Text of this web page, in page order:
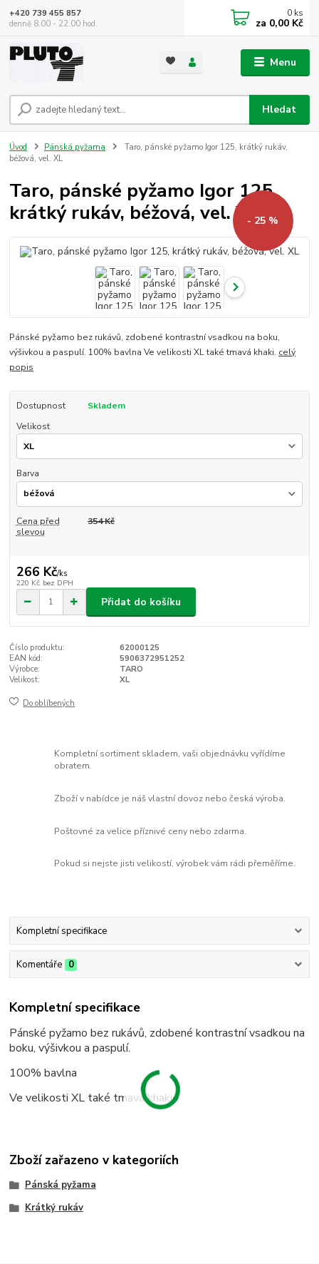
Menu
Hledat
+420 739 455 857
denně 8.00 - 22.00 hod.
0 ks
za 0,00 Kč
Úvod Pánská pyžama
Taro, pánské pyžamo Igor 125, krátký rukáv,
béžová, vel. XL
Taro, pánské pyžamo Igor 125,
krátký rukáv, béžová, vel. XL- 25 %
Pánské pyžamo bez rukávů, zdobené kontrastní vsadkou na boku,
výšivkou a paspulí. 100% bavlna Ve velikosti XL také tmavá khaki. celý
popis
Dostupnost
Skladem
Velikost
Barva
Cena před
slevou
354 Kč
266 Kč/ks
220 Kč bez DPH
Přidat do košíku
Číslo produktu:
62000125
EAN kód:
5906372951252
Výrobce:
TARO
Velikost:
XL
Do oblíbených
Kompletní sortiment skladem, vaši objednávku vyřídíme
obratem.
Zboží v nabídce je náš vlastní dovoz nebo česká výroba.
Poštovné za velice příznivé ceny nebo zdarma.
Pokud si nejste jisti velikostí, výrobek vám rádi přeměříme.
Kompletní specifikace
Komentáře 0
Kompletní specifikace
Pánské pyžamo bez rukávů, zdobené kontrastní vsadkou na
boku, výšivkou a paspulí.
100% bavlna
Ve velikosti XL také tmavá khaki.
Zboží zařazeno v kategoriích
Pánská pyžama
Krátký rukáv